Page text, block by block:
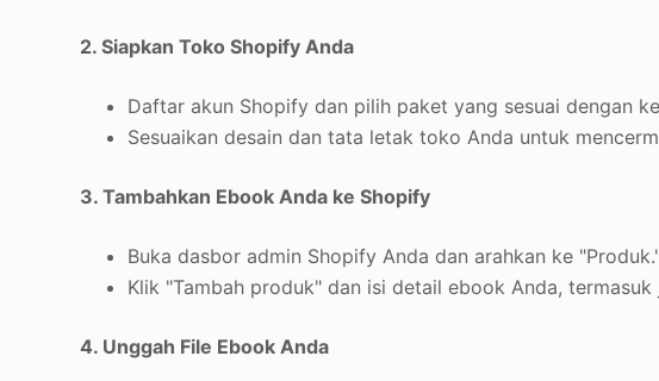
2. Siapkan Toko Shopify Anda
Daftar akun Shopify dan pilih paket yang sesuai dengan
Sesuaikan desain dan tata letak toko Anda untuk
3. Tambahkan Ebook Anda ke Shopify
Buka dasbor admin Shopify Anda dan arahkan ke
Klik "Tambah produk" dan isi detail ebook Anda,
4. Unggah File Ebook Anda